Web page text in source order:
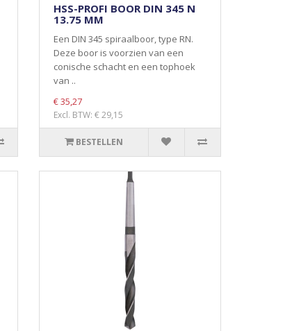
HSS-PROFI BOOR DIN 345 N
13.75 MM
Een DIN 345 spiraalboor, type RN.
Deze boor is voorzien van een
conische schacht en een tophoek
van ..
€ 35,27
Excl. BTW: € 29,15
BESTELLEN